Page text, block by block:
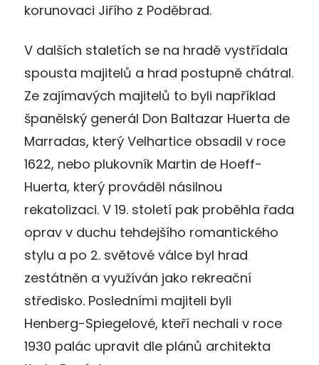
korunovaci Jiřího z Poděbrad.
V dalších staletích se na hradě vystřídala
spousta majitelů a hrad postupně chátral.
Ze zajímavých majitelů to byli například
španělský generál Don Baltazar Huerta de
Marradas, který Velhartice obsadil v roce
1622, nebo plukovník Martin de Hoeff-
Huerta, který prováděl násilnou
rekatolizaci. V 19. století pak proběhla řada
oprav v duchu tehdejšího romantického
stylu a po 2. světové válce byl hrad
zestátněn a využíván jako rekreační
středisko. Posledními majiteli byli
Henberg-Spiegelové, kteří nechali v roce
1930 palác upravit dle plánů architekta